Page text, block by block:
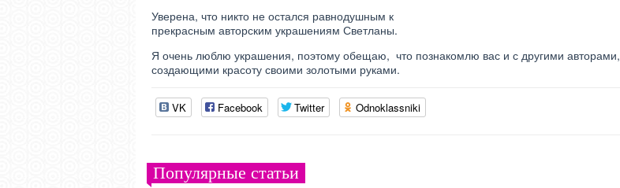
Уверена, что никто не остался равнодушным к
прекрасным авторским украшениям Светланы.
Я очень люблю украшения, поэтому обещаю, что познакомлю вас и с другими авторами,
создающими красоту своими золотыми руками.
VK Facebook Twitter Odnoklassniki
Популярные статьи